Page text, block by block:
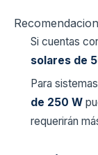
Si cuentas
solares de
Para
de 250 W
requerirán